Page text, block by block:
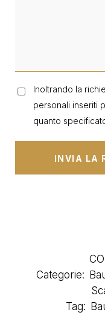
Inoltrando la
personali inseriti
quanto
Categorie:
Tag: